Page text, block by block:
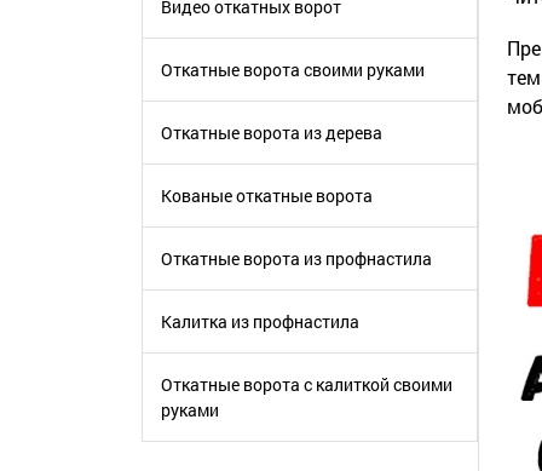
Видео откатных ворот
Откатные ворота своими руками
Откатные ворота из дерева
Кованые откатные ворота
Откатные ворота из профнастила
Калитка из профнастила
Откатные ворота с калиткой своими
руками